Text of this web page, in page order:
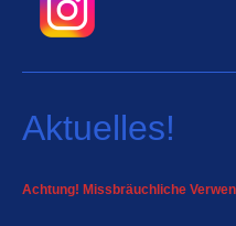
Aktuelles!
Achtung! Missbräuchliche